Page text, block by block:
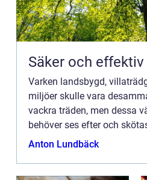
Säker och
Varken landsbygd,
miljöer skulle vara
vackra träden, men dessa
behöver ses efter och
fortsätter ...
Anton Lundbäck